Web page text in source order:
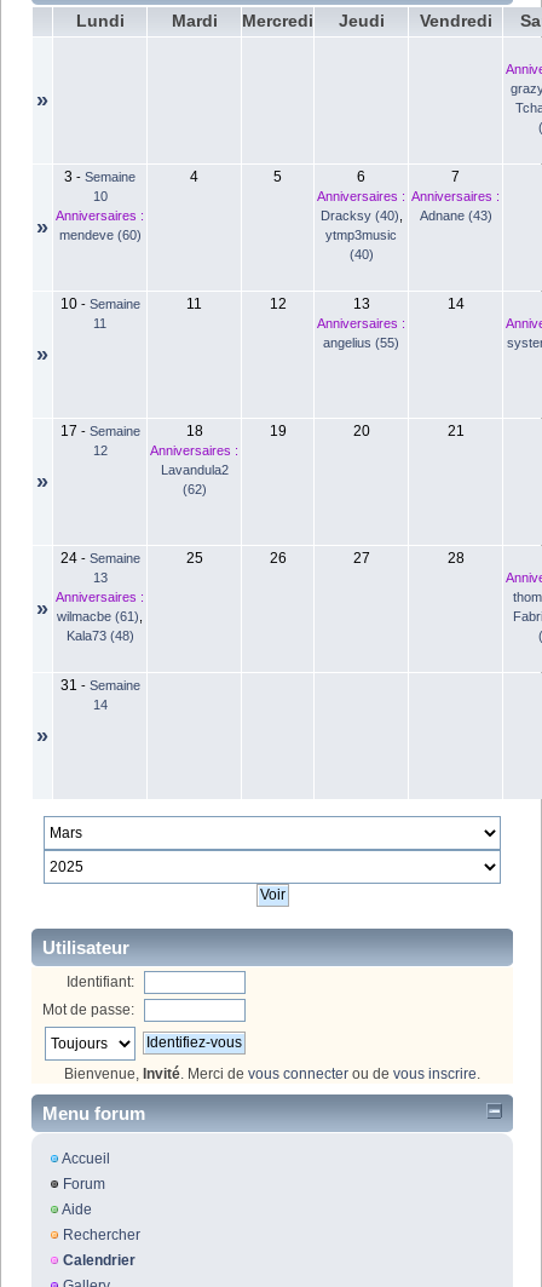
Lundi Mardi Mercredi Jeudi Vendredi
»
»
3 - Semaine
10
Anniversaires :
mendeve (60)
4 5 6
Anniversaires :
Dracksy (40),
ytmp3music
(40)
7
Anniversaires :
Adnane (43)
»
10- Semaine
11
11 12 13
Anniversaires :
angelius (55)
14
»
17 - Semaine
12
18
Anniversaires :
Lavandula2
(62)
19 20 21
»
24- Semaine
13
Anniversaires :
wilmacbe (61),
Kala73 (48)
25 26 27 28
»
31 - Semaine
14
Utilisateur
Identifiant:
Mot de passe:
Bienvenue, Invité. Merci de vous connecter ou de vous inscrire.
Menu forum
Accueil
Forum
Aide
Rechercher
Calendrier